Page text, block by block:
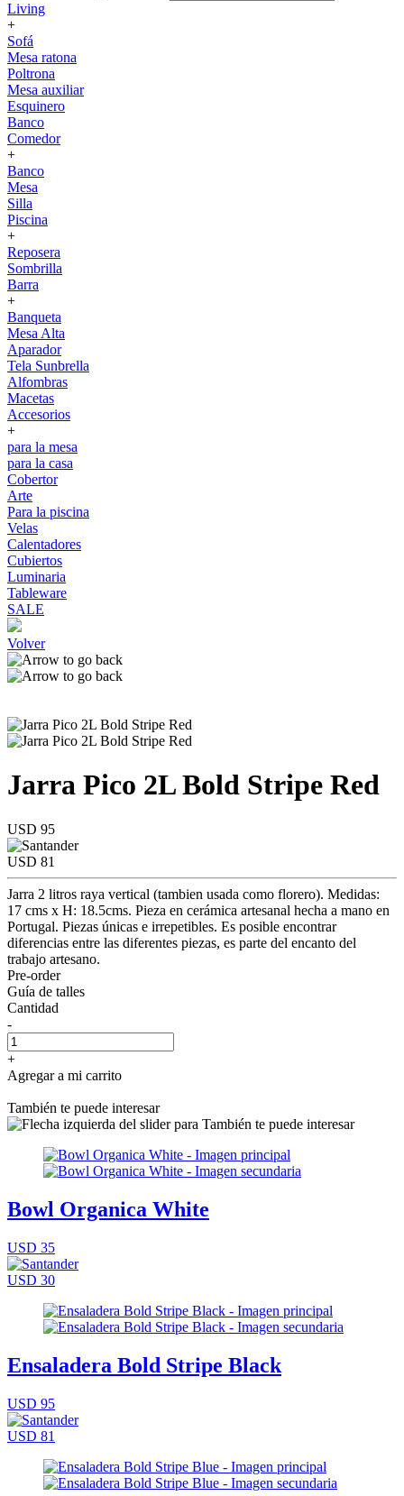
Living
+
Sofá
Mesa ratona
Poltrona
Mesa auxiliar
Esquinero
Banco
Comedor
+
Banco
Mesa
Silla
Piscina
+
Reposera
Sombrilla
Barra
+
Banqueta
Mesa Alta
Aparador
Tela Sunbrella
Alfombras
Macetas
Accesorios
+
para la mesa
para la casa
Cobertor
Arte
Para la piscina
Velas
Calentadores
Cubiertos
Luminaria
Tableware
SALE
Volver
Jarra Pico 2L Bold Stripe Red
USD 95
USD 81
Jarra 2 litros raya vertical (tambien usada como florero). Medidas:
17 cms x H: 18.5cms. Pieza en cerámica artesanal hecha a mano en
Portugal. Piezas únicas e irrepetibles. Es posible encontrar
diferencias entre las diferentes piezas, es parte del encanto del
trabajo artesano.
Pre-order
Guía de talles
Cantidad
-
+
Agregar a mi carrito
También te puede interesar
Bowl Organica White
USD 35
USD 30
Ensaladera Bold Stripe Black
USD 95
USD 81